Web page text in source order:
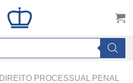
DIREITO PROCESSUAL PENAL